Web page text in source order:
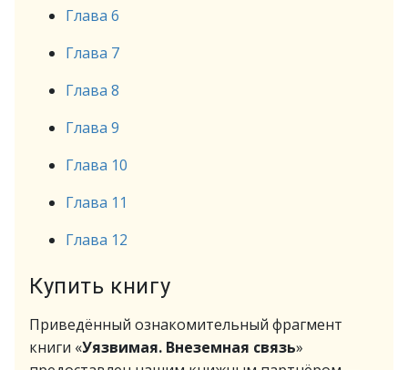
Глава 6
Глава 7
Глава 8
Глава 9
Глава 10
Глава 11
Глава 12
Купить книгу
Приведённый ознакомительный фрагмент
книги «Уязвимая. Внеземная связь»